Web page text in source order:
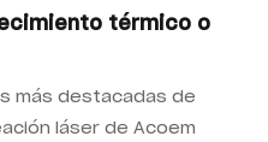
térmico o
más destacadas de
láser de Acoem